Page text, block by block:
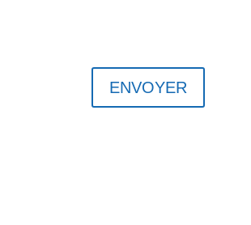
ENVOYER